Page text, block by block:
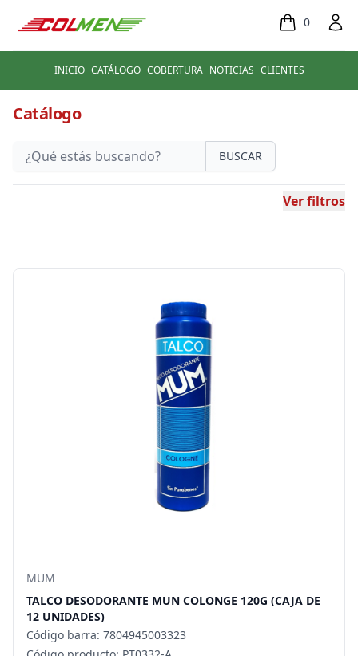
0
INICIO CATÁLOGO COBERTURA NOTICIAS CLIENTES
Catálogo
BUSCAR
Ver filtros
MUM
TALCO DESODORANTE MUN COLONGE 120G (CAJA DE
12 UNIDADES)
Código barra: 7804945003323